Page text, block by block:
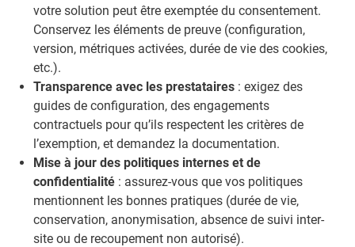
votre solution peut être exemptée du consentement.
Conservez les éléments de preuve (configuration,
version, métriques activées, durée de vie des cookies,
etc.).
Transparence avec les prestataires : exigez des
guides de configuration, des engagements
contractuels pour qu’ils respectent les critères de
l’exemption, et demandez la documentation.
Mise à jour des politiques internes et de
confidentialité : assurez-vous que vos politiques
mentionnent les bonnes pratiques (durée de vie,
conservation, anonymisation, absence de suivi inter-
site ou de recoupement non autorisé).